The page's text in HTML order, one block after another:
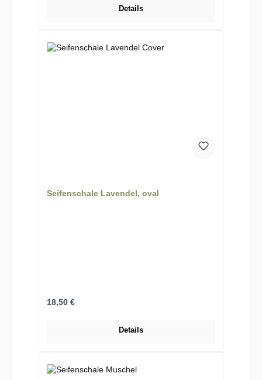
Details
Seifenschale Lavendel, oval
Regulärer Preis:
18,50 €
Details